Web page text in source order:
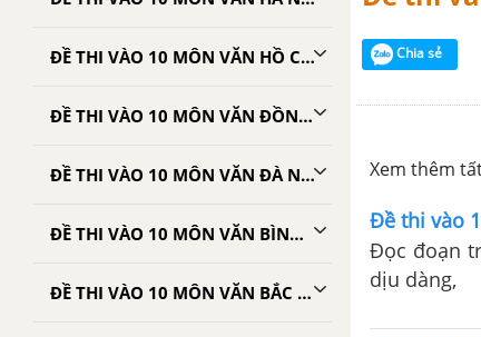
ĐỀ THI VÀO 10 MÔN VĂN HỒ CHÍ MINH
ĐỀ THI VÀO 10 MÔN VĂN ĐỒNG NAI
ĐỀ THI VÀO 10 MÔN VĂN ĐÀ NẴNG
ĐỀ THI VÀO 10 MÔN VĂN BÌNH DƯƠNG
ĐỀ THI VÀO 10 MÔN VĂN BẮC NINH
Chia sẻ
Xem thêm
Đề thi vào
Đọc đoạn
dịu dàng,